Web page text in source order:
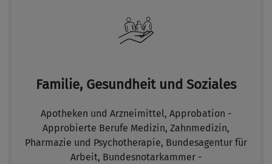
Familie, Gesundheit und Soziales
Apotheken und Arzneimittel, Approbation -
Approbierte Berufe Medizin, Zahnmedizin,
Pharmazie und Psychotherapie, Bundesagentur für
Arbeit, Bundesnotarkammer -